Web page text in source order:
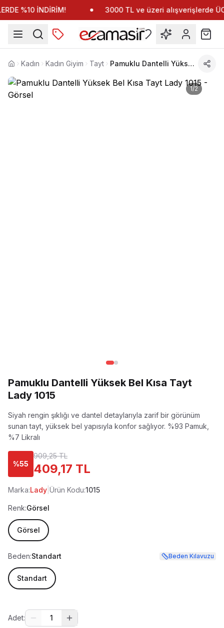
%10 İNDİRİM! 3000 TL ve üzeri alışverişlerde
Anasayfa
Kadın Kadın Giyim Tayt Pamuklu Dantelli Yüksek Bel Kısa Tayt Lady 1015
1/2
Pamuklu Dantelli Yüksek Bel Kısa Tayt
Lady 1015
Siyah rengin şıklığı ve dantel detaylarıyla zarif bir görünüm
sunan tayt, yüksek bel yapısıyla konfor sağlıyor. %93 Pamuk,
%7 Likralı
%55
909,25 TL
409,17 TL
Marka:Lady Ürün Kodu:1015
Renk:Görsel
Görsel
Beden:Standart Beden Kılavuzu
Standart
Adet: 1